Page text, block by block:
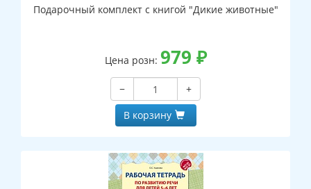
Подарочный комплект с книгой "Дикие животные"
Цена розн: 979 ₽
−
+
В корзину